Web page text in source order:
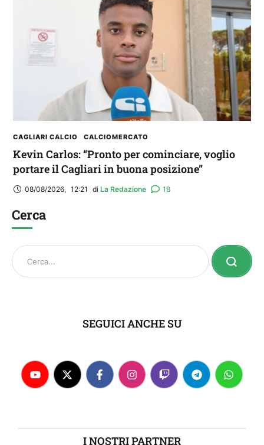
CAGLIARI CALCIO CALCIOMERCATO
Kevin Carlos: “Pronto per cominciare, voglio
portare il Cagliari in buona posizione”
08/08/2026, 12:21 di La Redazione 18
Cerca
SEGUICI ANCHE SU
I NOSTRI PARTNER